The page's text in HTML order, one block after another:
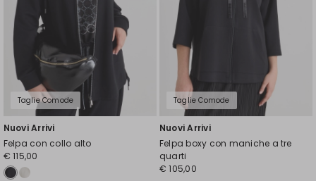
Taglie Comode
Nuovi Arrivi
Felpa con collo alto
€ 115,00
Taglie Comode
Nuovi Arrivi
Felpa boxy con maniche a tre
quarti
€ 105,00